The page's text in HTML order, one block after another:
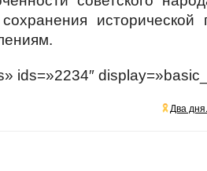
ids=»2234″
Два